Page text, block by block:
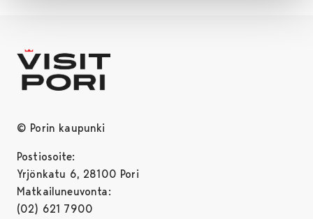
© Porin kaupunki
Postiosoite:
Yrjönkatu 6, 28100 Pori
Matkailuneuvonta:
(02) 621 7900